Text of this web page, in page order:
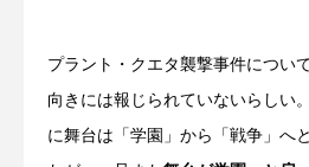
プラント・クエタ襲撃事件につい
向きには報じられていないらしい
に舞台は「学園」から「戦争」へ